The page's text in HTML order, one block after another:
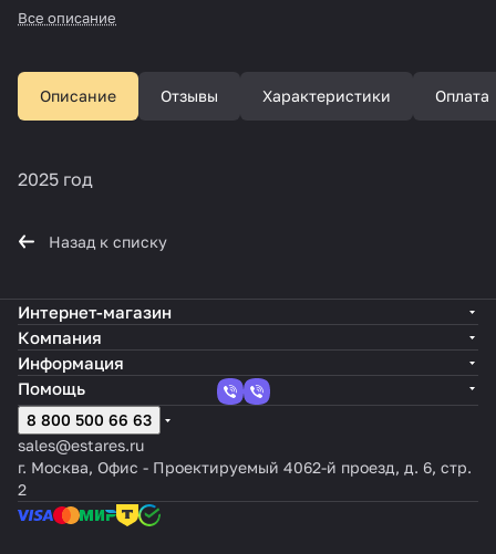
Все описание
Описание Отзывы Характеристики Оплата
2025 год
Назад к списку
Интернет-магазин
Компания
Информация
Помощь
8 800 500 66 63
sales@estares.ru
г. Москва, Офис - Проектируемый 4062-й проезд, д. 6, стр.
2